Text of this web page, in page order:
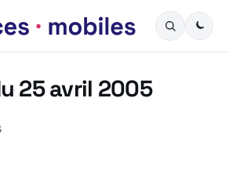
25 avril 2005